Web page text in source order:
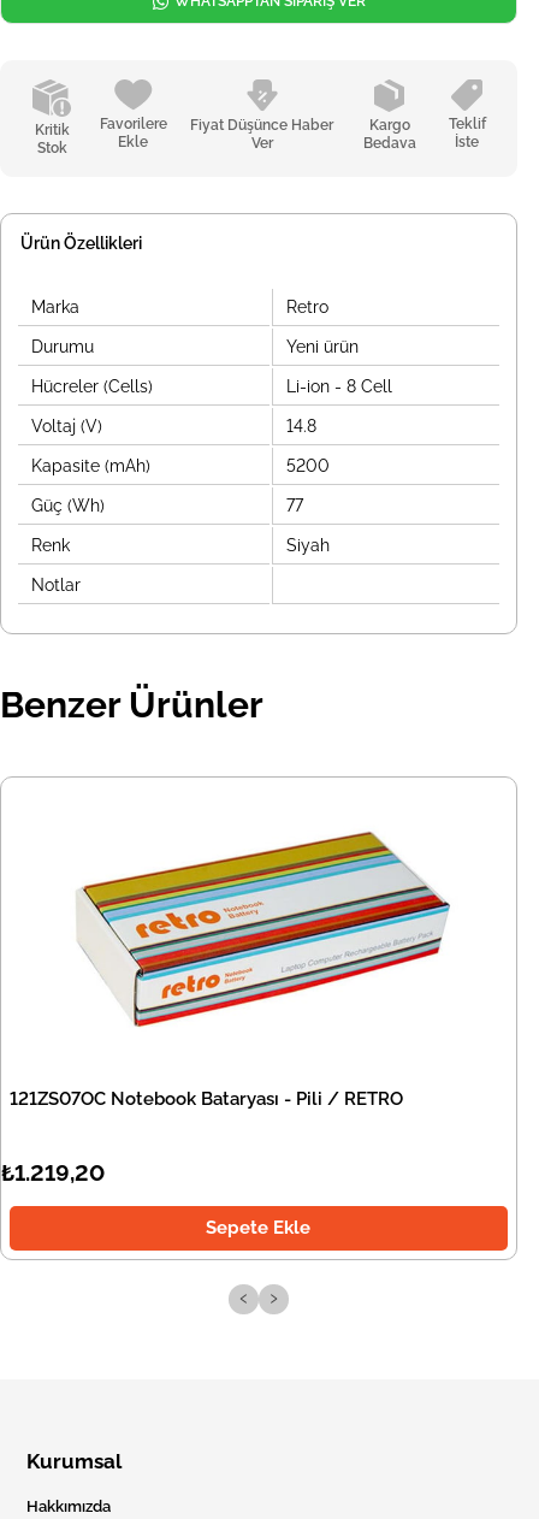
Kritik
Stok
Favorilere
Ekle
Fiyat Düşünce Haber
Ver
Kargo
Bedava
Teklif
İste
Ürün Özellikleri
Marka Retro
Durumu Yeni ürün
Hücreler (Cells) Li-ion - 8 Cell
Voltaj (V) 14.8
Kapasite (mAh) 5200
Güç (Wh) 77
Renk Siyah
Notlar
Benzer Ürünler
121ZS07OC Notebook Bataryası - Pili / RETRO
₺1.219,20
Sepete Ekle
‹ ›
Kurumsal
Hakkımızda